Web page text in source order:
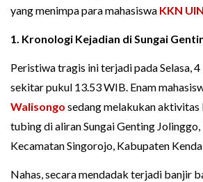
yang menimpa para mahasiswa KKN
1. Kronologi Kejadian di Sungai
Peristiwa tragis ini terjadi pada Selasa,
sekitar pukul 13.53 WIB. Enam
Walisongo sedang melakukan aktivitas
tubing di aliran Sungai Genting Jolinggo,
Kecamatan Singorojo, Kabupaten
Nahas, secara mendadak terjadi banjir